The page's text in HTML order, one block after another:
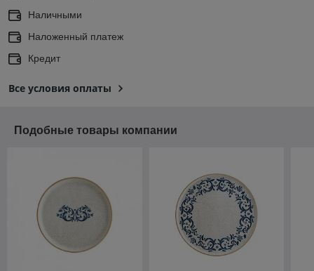
Наличными
Наложенный платеж
Кредит
Все условия оплаты
Подобные товары компании